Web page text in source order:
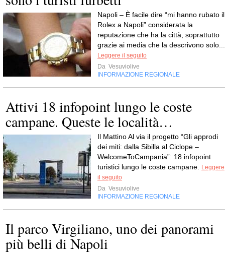
Napoli – È facile dire “mi hanno rubato il
Rolex a Napoli” considerata la
reputazione che ha la città, soprattutto
grazie ai media che la descrivono solo...
Leggere il seguito
Da Vesuviolive
INFORMAZIONE REGIONALE
Attivi 18 infopoint lungo le coste
campane. Queste le località…
Il Mattino Al via il progetto “Gli approdi
dei miti: dalla Sibilla al Ciclope –
WelcomeToCampania”: 18 infopoint
turistici lungo le coste campane. Leggere
il seguito
Da Vesuviolive
INFORMAZIONE REGIONALE
Il parco Virgiliano, uno dei panorami
più belli di Napoli